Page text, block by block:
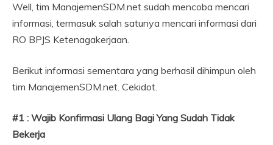
Well, tim ManajemenSDM.net sudah mencoba mencari
informasi, termasuk salah satunya mencari informasi dari
RO BPJS Ketenagakerjaan.
Berikut informasi sementara yang berhasil dihimpun oleh
tim ManajemenSDM.net. Cekidot.
#1 : Wajib Konfirmasi Ulang Bagi Yang Sudah Tidak
Bekerja